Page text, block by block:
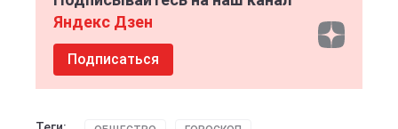
Яндекс Дзен
Подписаться